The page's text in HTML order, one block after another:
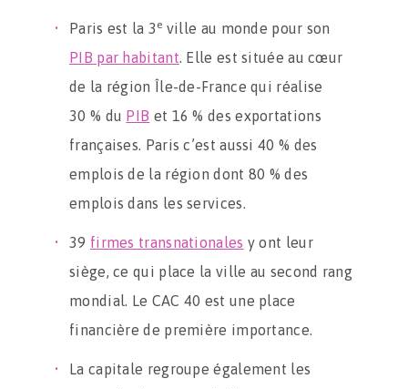
Paris est la 3 e ville au monde pour son
PIB par habitant. Elle est située au cœur
de la région Île-de-France qui réalise
30 % du PIB et 16 % des exportations
françaises. Paris c’est aussi 40 % des
emplois de la région dont 80 % des
emplois dans les services.
39 firmes transnationales y ont leur
siège, ce qui place la ville au second rang
mondial. Le CAC 40 est une place
financière de première importance.
La capitale regroupe également les